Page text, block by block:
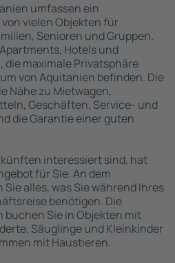
umfassen ein
vielen Objekten für
Senioren und Gruppen.
Hotels und
maximale Privatsphäre
von Aquitanien befinden. Die
Nähe zu Mietwagen,
Geschäften, Service- und
die Garantie einer guten
interessiert sind, hat
für Sie. An dem
alles, was Sie während Ihres
benötigen. Die
Sie in Objekten mit
Säuglinge und Kleinkinder
mit Haustieren.